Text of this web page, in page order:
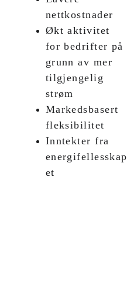
nettkostnader
Økt aktivitet
for bedrifter på
grunn av mer
tilgjengelig
strøm
Markedsbasert
fleksibilitet
Inntekter fra
energifellesskap
et